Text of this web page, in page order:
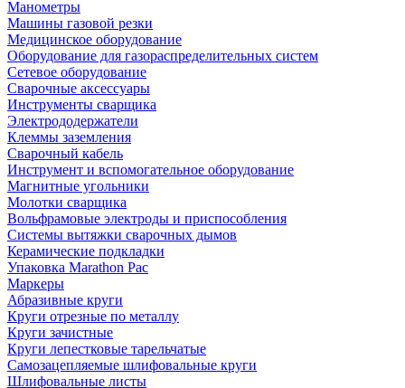
Манометры
Машины газовой резки
Медицинское оборудование
Оборудование для газораспределительных систем
Сетевое оборудование
Сварочные аксессуары
Инструменты сварщика
Электрододержатели
Клеммы заземления
Сварочный кабель
Инструмент и вспомогательное оборудование
Магнитные угольники
Молотки сварщика
Вольфрамовые электроды и приспособления
Системы вытяжки сварочных дымов
Керамические подкладки
Упаковка Marathon Pac
Маркеры
Абразивные круги
Круги отрезные по металлу
Круги зачистные
Круги лепестковые тарельчатые
Самозацепляемые шлифовальные круги
Шлифовальные листы